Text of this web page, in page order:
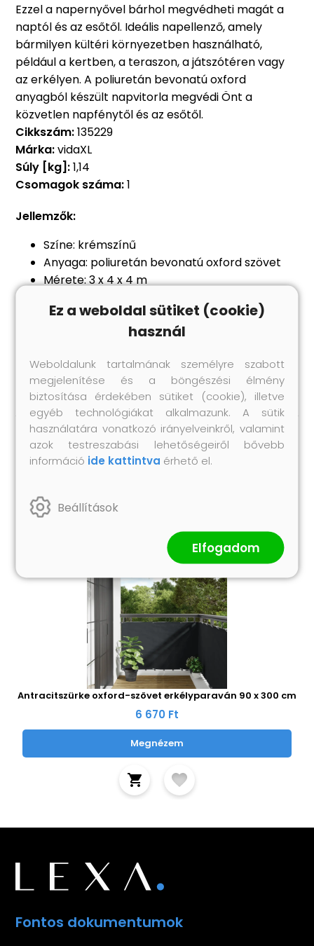
Ezzel a napernyővel bárhol megvédheti magát a
naptól és az esőtől. Ideális napellenző, amely
bármilyen kültéri környezetben használható,
például a kertben, a teraszon, a játszótéren vagy
az erkélyen. A poliuretán bevonatú oxford
anyagból készült napvitorla megvédi Önt a
közvetlen napfénytől és az esőtől.
Cikkszám:135229
Márka:vidaXL
Súly [kg]:1,14
Csomagok száma:1
Jellemzők:
Színe: krémszínű
Anyaga: poliuretán bevonatú oxford szövet
Mérete: 3 x 4 x 4 m
Vízálló
Tartalmaz 3 x 1,5 m PE kötelet
Hasonló termékek
Antracitszürke oxford-szövet erkélyparaván 90 x 300 cm
6 670 Ft
Megnézem
Fontos dokumentumok
Ez a weboldal sütiket (cookie)
használ
Weboldalunk tartalmának személyre szabott
megjelenítése és a böngészési élmény
biztosítása érdekében sütiket (cookie), illetve
egyéb technológiákat alkalmazunk. A sütik
használatára vonatkozó irányelveinkről, valamint
azok testreszabási lehetőségeiről bővebb
információ ide kattintva érhető el.
Beállítások
Elfogadom